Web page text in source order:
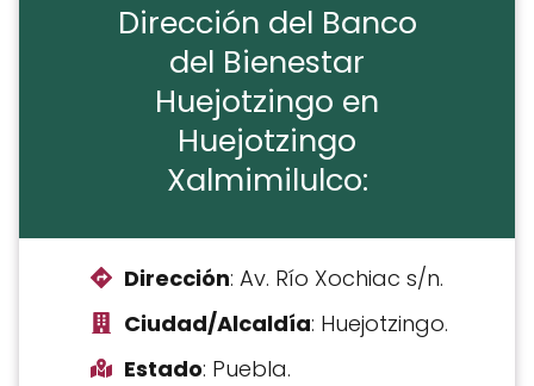
Dirección del Banco
del Bienestar
Huejotzingo en
Huejotzingo
Xalmimilulco:
Dirección: Av. Río Xochiac s/n.
Ciudad/Alcaldía: Huejotzingo.
Estado: Puebla.